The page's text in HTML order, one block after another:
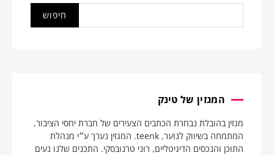
המגזין של טינק
מגזין בהובלת נבחרת הכתבים הצעירים של חברת יחסי הציבור,
המתמחה בשיווק לנוער, teenk. המגזין נערך ע״י מנהלת
התוכן והנכסים הדיגיטליים, רוני טרנובסקי. התכנים שלנו נעים